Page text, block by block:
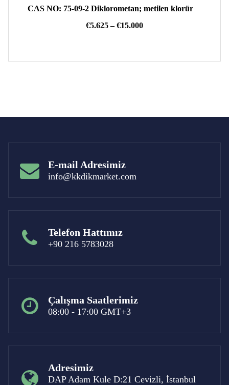
CAS NO: 75-09-2 Diklorometan; metilen klorür
€5.625 –€15.000Fiyat
-
E-mail Adresimiz
info@kkdikmarket.com
Telefon Hattımız
+90 216 5783028
Çalışma Saatlerimiz
08:00 - 17:00 GMT+3
Adresimiz
DAP Adam Kule D:21 Cevizli, İstanbul